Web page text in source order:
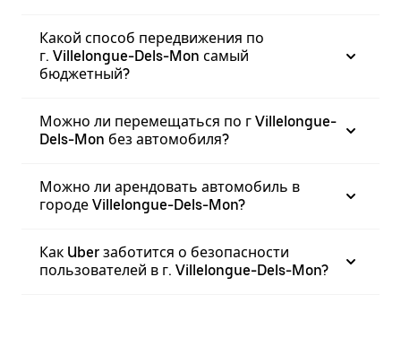
Какой способ передвижения по
г. Villelongue-Dels-Mon самый
бюджетный?
Можно ли перемещаться по г Villelongue-
Dels-Mon без автомобиля?
Можно ли арендовать автомобиль в
городе Villelongue-Dels-Mon?
Как Uber заботится о безопасности
пользователей в г. Villelongue-Dels-Mon?